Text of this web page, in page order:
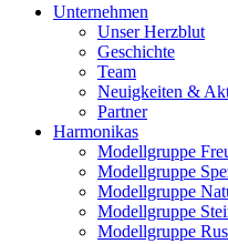
Unternehmen
Unser Herzblut
Geschichte
Team
Neuigkeiten &
Partner
Harmonikas
Modellgruppe
Modellgruppe
Modellgruppe
Modellgruppe
Modellgruppe